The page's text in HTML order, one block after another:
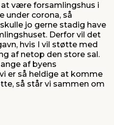
være forsamlingshus i
under corona, så
jo gerne stadig have
Derfor vil det
hvis I vil støtte med
af netop den store sal.
af byens
er så heldige at komme
så står vi sammen om